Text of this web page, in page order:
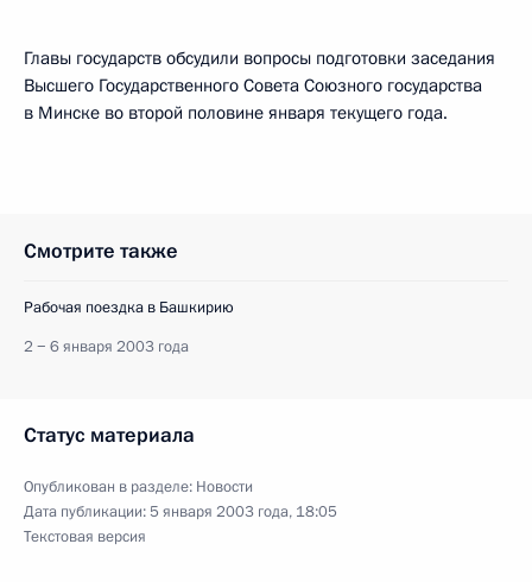
Главы государств обсудили вопросы подготовки заседания
Высшего Государственного Совета Союзного государства
в Минске во второй половине января текущего года.
Смотрите также
Рабочая поездка в Башкирию
2 − 6 января 2003 года
Статус материала
Опубликован в разделе: Новости
Дата публикации:5 января 2003 года, 18:05
Текстовая версия